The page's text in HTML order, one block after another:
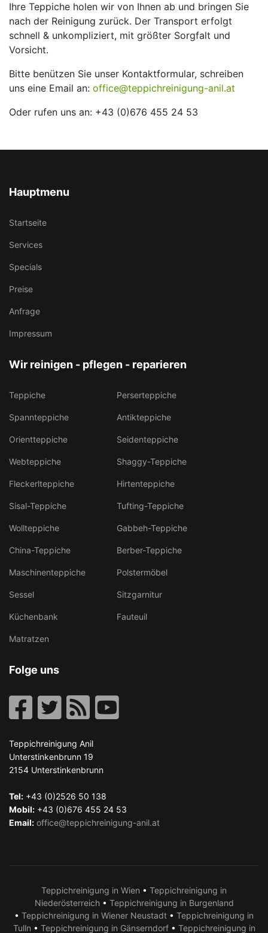
Ihre Teppiche holen wir von Ihnen ab und bringen Sie
nach der Reinigung zurück. Der Transport erfolgt
schnell & unkompliziert, mit größter Sorgfalt und
Vorsicht.
Bitte benützen Sie unser Kontaktformular, schreiben
uns eine Email an: office@teppichreinigung-anil.at
Oder rufen uns an: +43 (0)676 455 24 53
Hauptmenu
Startseite
Services
Specials
Preise
Anfrage
Impressum
Wir reinigen - pflegen - reparieren
Teppiche Perserteppiche
Spannteppiche Antikteppiche
Orientteppiche Seidenteppiche
Webteppiche Shaggy-Teppiche
Fleckerlteppiche Hirtenteppiche
Sisal-Teppiche Tufting-Teppiche
Wollteppiche Gabbeh-Teppiche
China-Teppiche Berber-Teppiche
Maschinenteppiche Polstermöbel
Sessel Sitzgarnitur
Küchenbank Fauteuil
Matratzen
Folge uns
Teppichreinigung Anil
Unterstinkenbrunn 19
2154 Unterstinkenbrunn
Tel: +43 (0)2526 50 138
Mobil: +43 (0)676 455 24 53
Email: office@teppichreinigung-anil.at
Teppichreinigung in Wien • Teppichreinigung in
Niederösterreich• Teppichreinigung in Burgenland
• Teppichreinigung in Wiener Neustadt • Teppichreinigung in
Tulln • Teppichreinigung in Gänserndorf• Teppichreinigung in